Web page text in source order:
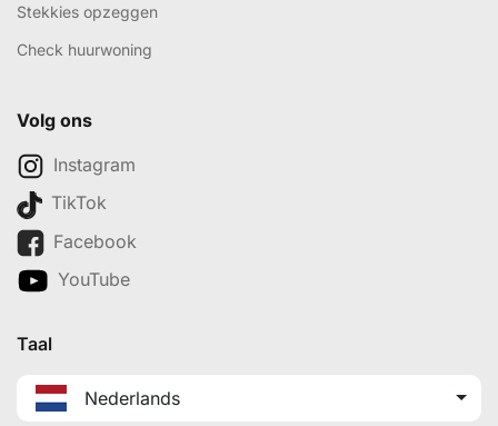
Stekkies opzeggen
Check huurwoning
Volg ons
Instagram
TikTok
Facebook
YouTube
Taal
Nederlands